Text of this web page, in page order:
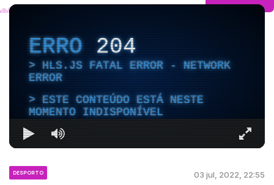
ERRO204
HLS.JS FATAL ERROR - NETWORK
ERROR
ESTE CONTEÚDO ESTÁ NESTE
MOMENTO INDISPONÍVEL
DESPORTO 03 jul, 2022, 22:55